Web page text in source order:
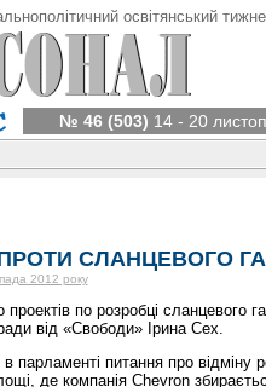
освітянський
№ 46 (503) 14 - 20
СЛАНЦЕВОГО
2012 року
проектів по розробці сланцевого
від «Свободи» Ірина Сех.
парламенті питання про відміну
де компанія Chevron